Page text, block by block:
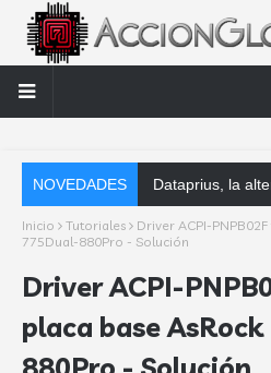
NOVEDADES Dataprius, la alternativa a
Inicio Tutoriales
Driver ACPI-
775Dual-880Pro - Solución
Driver ACPI-
placa base